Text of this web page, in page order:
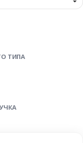
ТИПА